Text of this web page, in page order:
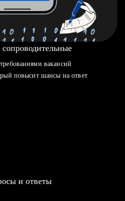
вакансий
повысит шансы на ответ
и ответы